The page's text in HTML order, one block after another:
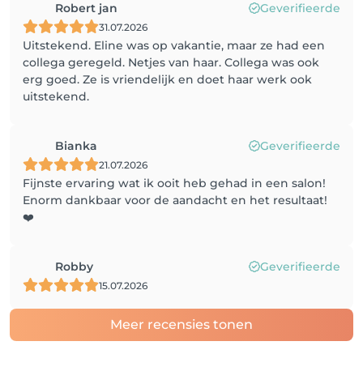
Robert jan Geverifieerde
31.07.2026
Uitstekend. Eline was op vakantie, maar ze had een
collega geregeld. Netjes van haar. Collega was ook
erg goed. Ze is vriendelijk en doet haar werk ook
uitstekend.
Bianka Geverifieerde
21.07.2026
Fijnste ervaring wat ik ooit heb gehad in een salon!
Enorm dankbaar voor de aandacht en het resultaat!
❤️
Robby Geverifieerde
15.07.2026
Meer recensies tonen